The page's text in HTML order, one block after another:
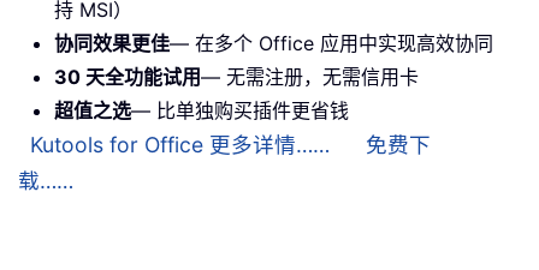
持 MSI）
协同效果更佳— 在多个 Office 应用中实现高效协同
30 天全功能试用— 无需注册，无需信用卡
超值之选— 比单独购买插件更省钱
Kutools for Office 更多详情……
免费下
载……